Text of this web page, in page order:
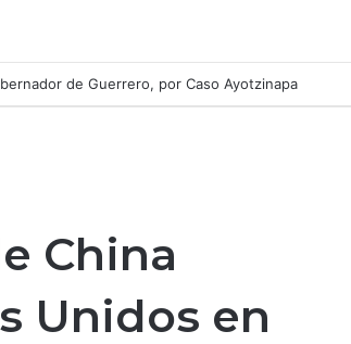
de Guerrero, por Caso Ayotzinapa
China
Unidos en